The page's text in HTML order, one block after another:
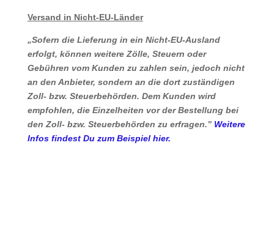
Versand in Nicht-EU-Länder
„Sofern die Lieferung in ein Nicht-EU-Ausland
erfolgt, können weitere Zölle, Steuern oder
Gebühren vom Kunden zu zahlen sein, jedoch nicht
an den Anbieter, sondern an die dort zuständigen
Zoll- bzw. Steuerbehörden. Dem Kunden wird
empfohlen, die Einzelheiten vor der Bestellung bei
den Zoll- bzw. Steuerbehörden zu erfragen.” Weitere
Infos findest Du zum Beispiel hier.